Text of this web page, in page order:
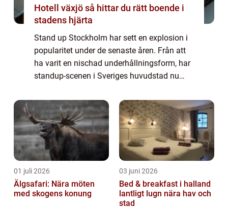
Hotell växjö så hittar du rätt boende i
stadens hjärta
Stand up Stockholm har sett en explosion i
popularitet under de senaste åren. Från att
ha varit en nischad underhållningsform, har
standup-scenen i Sveriges huvudstad nu
kulturella utbud. ...
01 juli 2026
Älgsafari: Nära möten
med skogens konung
03 juni 2026
Bed & breakfast i halland
lantligt lugn nära hav och
stad